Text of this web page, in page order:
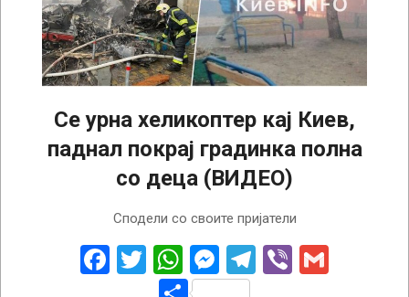
Се урна хеликоптер кај Киев,
паднал покрај градинка полна
со деца (ВИДЕО)
Сподели со своите пријатели
Facebook
Twitter
WhatsApp
Messenger
Telegram
Viber